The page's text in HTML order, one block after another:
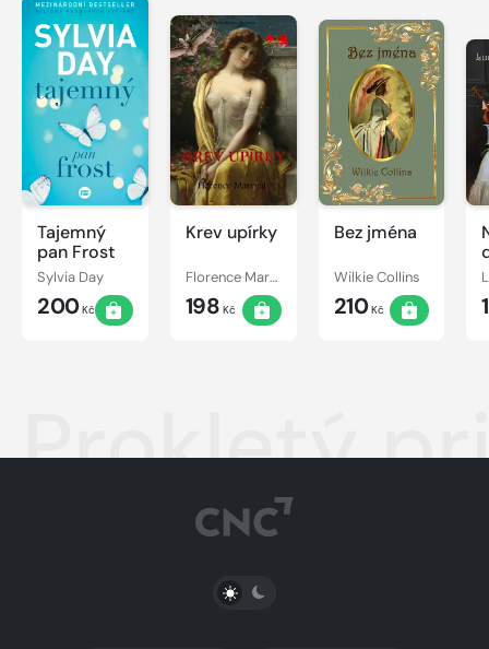
Tajemný
pan Frost
Sylvia Day
200Kč
Krev upírky
Florence Marryat
198 Kč
Bez jména
Wilkie Collins
210Kč
Prokletý
PŘEPNOUT SVĚTLÝ/TMAVÝ REŽIM